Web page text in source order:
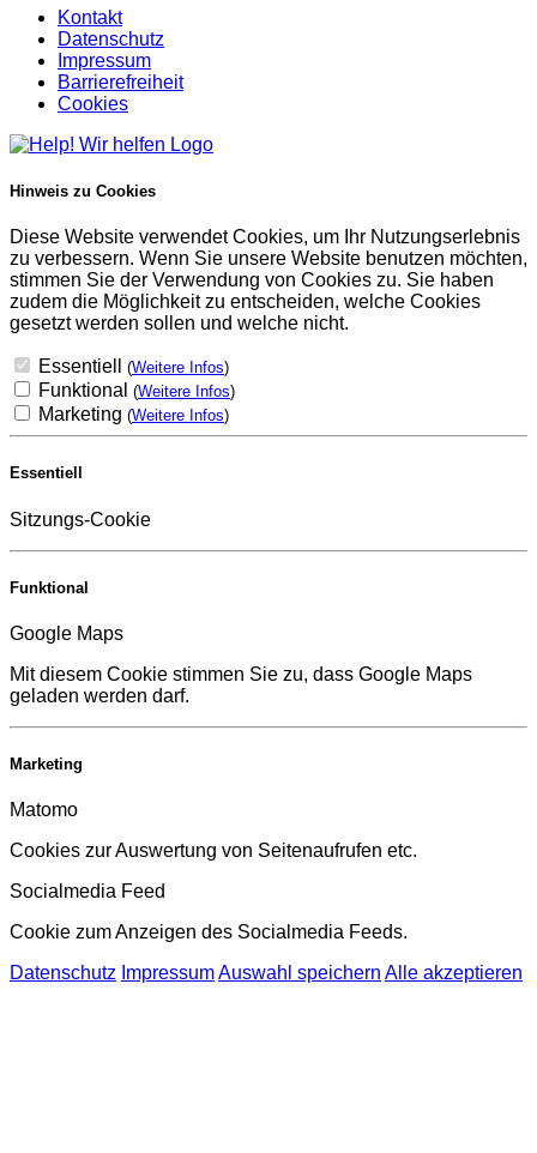
Kontakt
Datenschutz
Impressum
Barrierefreiheit
Cookies
Hinweis zu Cookies
Diese Website verwendet Cookies, um Ihr Nutzungserlebnis
zu verbessern. Wenn Sie unsere Website benutzen möchten,
stimmen Sie der Verwendung von Cookies zu. Sie haben
zudem die Möglichkeit zu entscheiden, welche Cookies
gesetzt werden sollen und welche nicht.
Essentiell (Weitere Infos)
Funktional (Weitere Infos)
Marketing (Weitere Infos)
Essentiell
Sitzungs-Cookie
Funktional
Google Maps
Mit diesem Cookie stimmen Sie zu, dass Google Maps
geladen werden darf.
Marketing
Matomo
Cookies zur Auswertung von Seitenaufrufen etc.
Socialmedia Feed
Cookie zum Anzeigen des Socialmedia Feeds.
Datenschutz ImpressumAuswahl speichern Alle akzeptieren